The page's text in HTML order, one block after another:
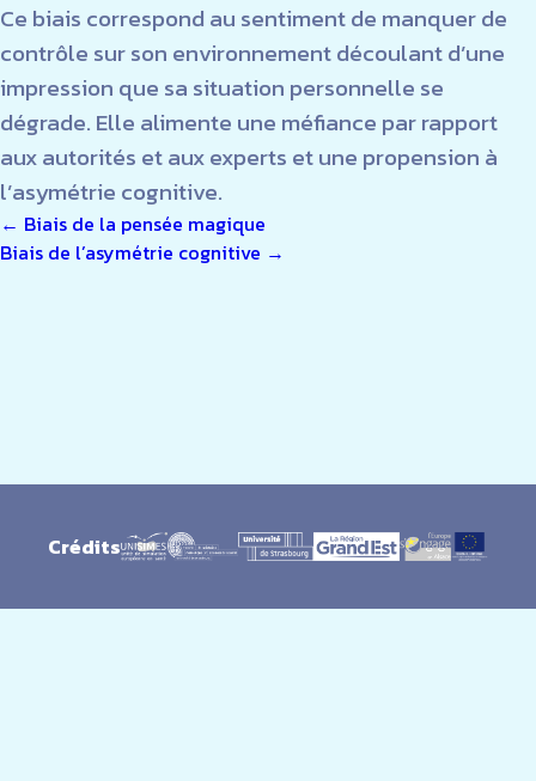
Ce biais correspond au sentiment de manquer de
contrôle sur son environnement découlant d’une
impression que sa situation personnelle se
dégrade. Elle alimente une méfiance par rapport
aux autorités et aux experts et une propension à
l’asymétrie cognitive.
NAVIGATION
← Biais de la pensée magique
Biais de l’asymétrie cognitive →
Crédits